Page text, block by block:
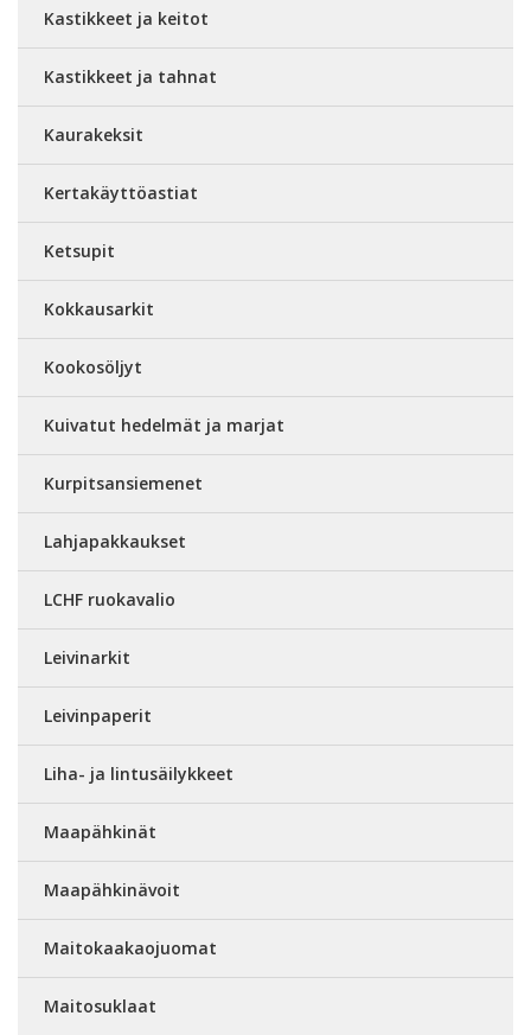
Kastikkeet ja keitot
Kastikkeet ja tahnat
Kaurakeksit
Kertakäyttöastiat
Ketsupit
Kokkausarkit
Kookosöljyt
Kuivatut hedelmät ja marjat
Kurpitsansiemenet
Lahjapakkaukset
LCHF ruokavalio
Leivinarkit
Leivinpaperit
Liha- ja lintusäilykkeet
Maapähkinät
Maapähkinävoit
Maitokaakaojuomat
Maitosuklaat